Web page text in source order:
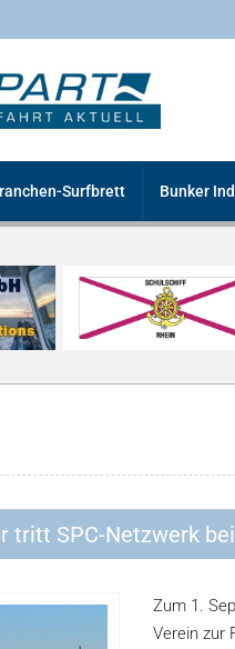
Surfbrett Bunker
tritt SPC-Netzwerk bei
Zum 1.
Verein zur